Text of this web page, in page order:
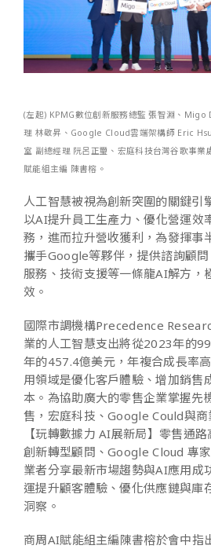
(左起) KPMG數位創新服務總監 張智淵、
理 林敬昇、Google Cloud雲端架構師 Eric
室 副總經理 阮呂正璽、宏庭科技台灣谷歌事業
賦能組主編 陳書榕。
人工智慧被視為創新突圍的關鍵引
以AI提升員工生產力、優化營運效
務，進而拉升營收獲利，為發揮事
攜手Google等夥伴，提供諮詢顧
服務、技術支援等一條龍AI解方，
效。
國際市調機構Precedence
業的人工智慧支出將從2023年的
年的457.4億美元，年複合成長率
用領域是優化客戶體驗、增加銷售
本。為協助廣大的零售企業掌握先
售，宏庭科技、Google Could與
【玩轉數據力 AI展新局】零售通
創新轉型顧問、Google Cloud 專
業者分享最新市場趨勢與AI應用成
運提升顧客體驗、優化供應鏈與庫
洞察。
商周AI賦能組主編陳書榕於會中指